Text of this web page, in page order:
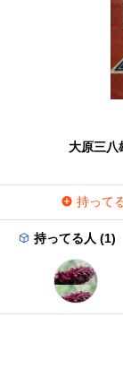
大原三
持って
持ってる人 (1)